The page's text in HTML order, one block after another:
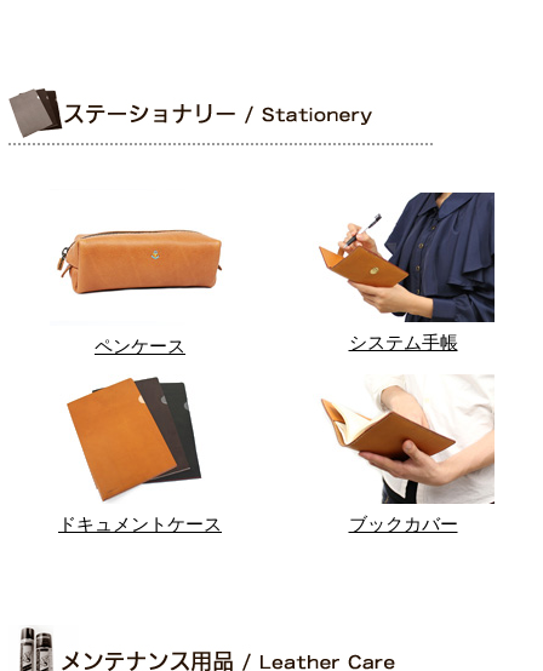
ペンケース システム手帳
ドキュメントケース ブックカバー